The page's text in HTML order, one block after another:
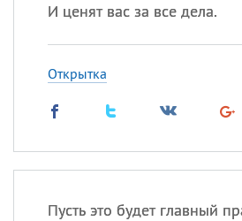
И ценят вас за все дела.
Открытка
Пусть это будет главный
Сергей